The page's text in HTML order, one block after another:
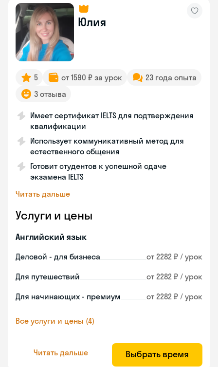
Юлия
5 от 1590 ₽ за урок
23 года опыта
3 отзыва
Имеет сертификат IELTS для подтверждения
квалификации
Использует коммуникативный метод для
естественного общения
Готовит студентов к успешной сдаче
экзамена IELTS
Читать дальше
Услуги и цены
Английский язык
Деловой - для бизнеса от 2282 ₽ / урок
Для путешествий от 2282 ₽ / урок
Для начинающих - премиум от 2282 ₽ / урок
Все услуги и цены (4)
Читать дальше Выбрать время